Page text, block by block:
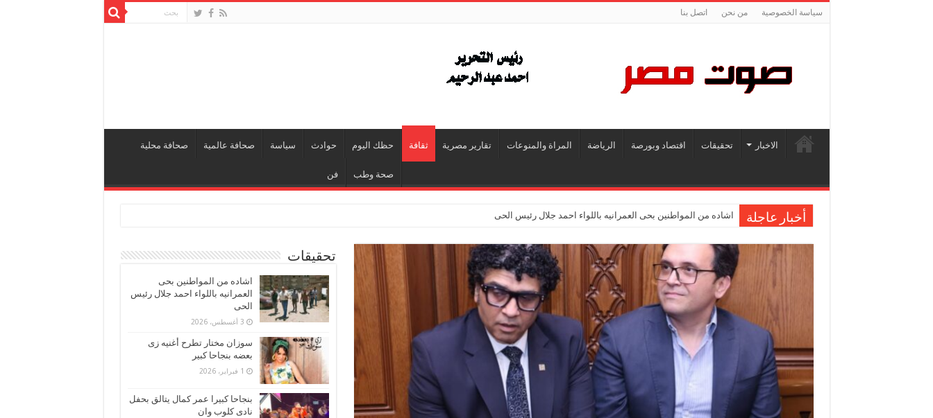
سياسة الخصوصية من نحن اتصل بنا
الاخبار تحقيقات اقتصاد وبورصة الرياضة المراة والمنوعات تقارير مصرية ثقافة حظك اليوم حوادث سياسة صحافة عالمية صحافة محلية
صحة وطب فن
أخبار عاجلة اشاده من المواطنين بحى العمرانيه باللواء احمد جلال رئيس الحى
تحقيقات
اشاده من المواطنين بحى
العمرانيه باللواء احمد جلال رئيس
الحى
3 أغسطس، 2026
سوزان مختار تطرح أغنيه زى
بعضه بنجاحا كبير
1 فبراير، 2026
بنجاحا كبيرا عمر كمال يتالق بحفل
نادى كلوب وان